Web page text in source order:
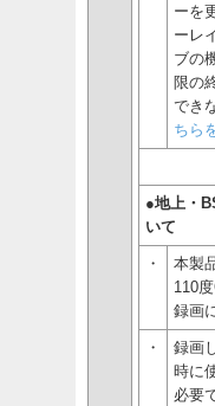
ーを
ーレ
ブの
限の
でき
ちら
●地上・
いて
・
本製
110
録画
・
録画
時に
必要